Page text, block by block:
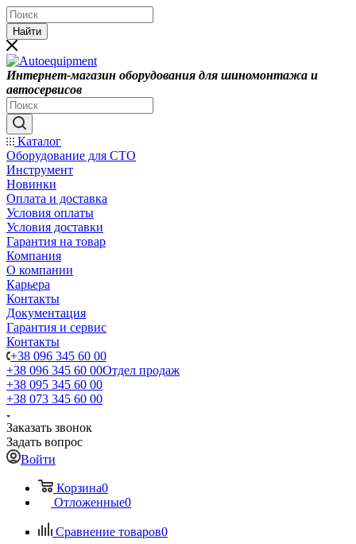
Найти
Интернет-магазин оборудования для шиномонтажа и
автосервисов
Каталог
Оборудование для СТО
Инструмент
Новинки
Оплата и доставка
Условия оплаты
Условия доставки
Гарантия на товар
Компания
О компании
Карьера
Контакты
Документация
Гарантия и сервис
Контакты
+38 096 345 60 00
+38 096 345 60 00Отдел продаж
+38 095 345 60 00
+38 073 345 60 00
Заказать звонок
Задать вопрос
Войти
Корзина0
Отложенные0
Сравнение товаров0